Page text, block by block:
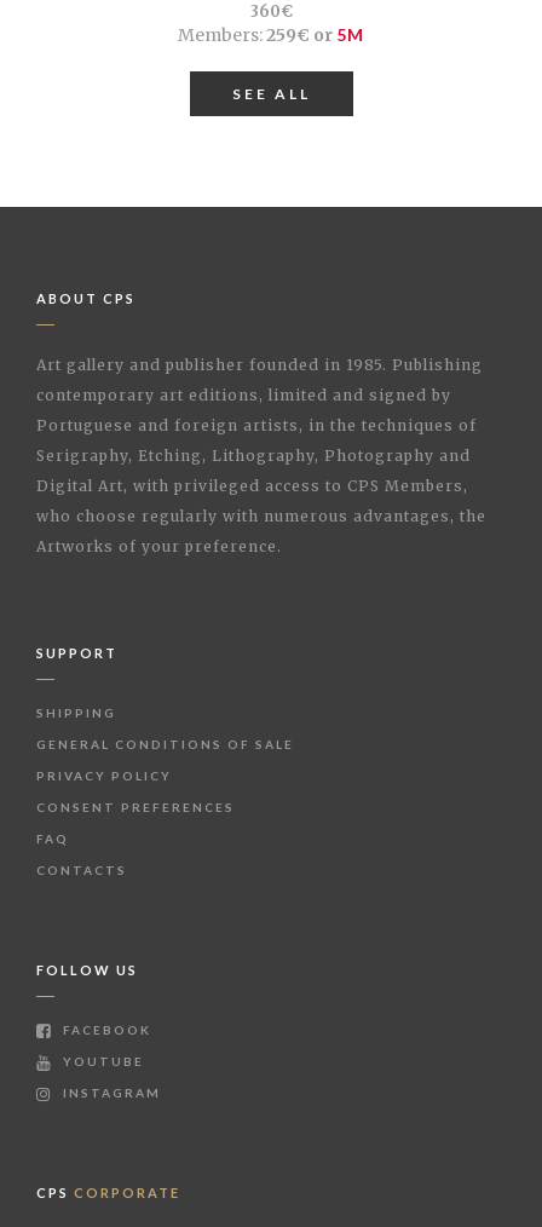
360€
Members:259€ or 5M
SEE ALL
ABOUT CPS
Art gallery and publisher founded in 1985. Publishing
contemporary art editions, limited and signed by
Portuguese and foreign artists, in the techniques of
Serigraphy, Etching, Lithography, Photography and
Digital Art, with privileged access to CPS Members,
who choose regularly with numerous advantages, the
Artworks of your preference.
SUPPORT
SHIPPING
GENERAL CONDITIONS OF SALE
PRIVACY POLICY
CONSENT PREFERENCES
FAQ
CONTACTS
FOLLOW US
FACEBOOK
YOUTUBE
INSTAGRAM
CPS CORPORATE